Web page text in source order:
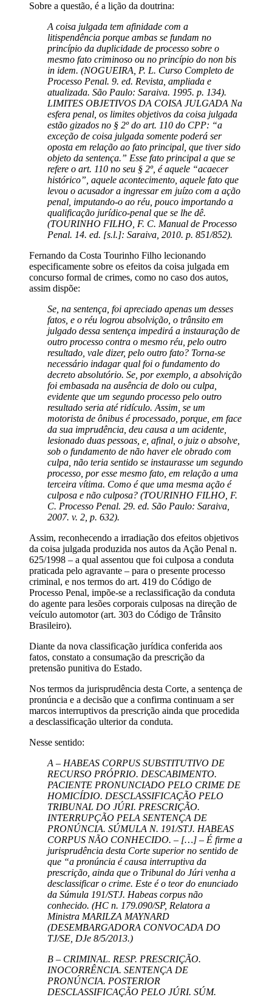
Sobre a questão, é a lição da doutrina:
A coisa julgada tem afinidade com a
litispendência porque ambas se fundam no
princípio da duplicidade de processo sobre o
mesmo fato criminoso ou no princípio do non bis
in idem. (NOGUEIRA, P. L. Curso Completo de
Processo Penal. 9. ed. Revista, ampliada e
atualizada. São Paulo: Saraiva. 1995. p. 134).
LIMITES OBJETIVOS DA COISA JULGADA Na
esfera penal, os limites objetivos da coisa julgada
estão gizados no § 2º do art. 110 do CPP: “a
exceção de coisa julgada somente poderá ser
oposta em relação ao fato principal, que tiver sido
objeto da sentença.” Esse fato principal a que se
refere o art. 110 no seu § 2º, é aquele “acaecer
histórico”, aquele acontecimento, aquele fato que
levou o acusador a ingressar em juízo com a ação
penal, imputando-o ao réu, pouco importando a
qualificação jurídico-penal que se lhe dê.
(TOURINHO FILHO, F. C. Manual de Processo
Penal. 14. ed. [s.l.]: Saraiva, 2010. p. 851/852).
Fernando da Costa Tourinho Filho lecionando
especificamente sobre os efeitos da coisa julgada em
concurso formal de crimes, como no caso dos autos,
assim dispõe:
Se, na sentença, foi apreciado apenas um desses
fatos, e o réu logrou absolvição, o trânsito em
julgado dessa sentença impedirá a instauração de
outro processo contra o mesmo réu, pelo outro
resultado, vale dizer, pelo outro fato? Torna-se
necessário indagar qual foi o fundamento do
decreto absolutório. Se, por exemplo, a absolvição
foi embasada na ausência de dolo ou culpa,
evidente que um segundo processo pelo outro
resultado seria até ridículo. Assim, se um
motorista de ônibus é processado, porque, em face
da sua imprudência, deu causa a um acidente,
lesionado duas pessoas, e, afinal, o juiz o absolve,
sob o fundamento de não haver ele obrado com
culpa, não teria sentido se instaurasse um segundo
processo, por esse mesmo fato, em relação a uma
terceira vítima. Como é que uma mesma ação é
culposa e não culposa? (TOURINHO FILHO, F.
C. Processo Penal. 29. ed. São Paulo: Saraiva,
2007. v. 2, p. 632).
Assim, reconhecendo a irradiação dos efeitos objetivos
da coisa julgada produzida nos autos da Ação Penal n.
625/1998 – a qual assentou que foi culposa a conduta
praticada pelo agravante – para o presente processo
criminal, e nos termos do art. 419 do Código de
Processo Penal, impõe-se a reclassificação da conduta
do agente para lesões corporais culposas na direção de
veículo automotor (art. 303 do Código de Trânsito
Brasileiro).
Diante da nova classificação jurídica conferida aos
fatos, constato a consumação da prescrição da
pretensão punitiva do Estado.
Nos termos da jurisprudência desta Corte, a sentença de
pronúncia e a decisão que a confirma continuam a ser
marcos interruptivos da prescrição ainda que procedida
a desclassificação ulterior da conduta.
Nesse sentido:
A – HABEAS CORPUS SUBSTITUTIVO DE
RECURSO PRÓPRIO. DESCABIMENTO.
PACIENTE PRONUNCIADO PELO CRIME DE
HOMICÍDIO. DESCLASSIFICAÇÃO PELO
TRIBUNAL DO JÚRI. PRESCRIÇÃO.
INTERRUPÇÃO PELA SENTENÇA DE
PRONÚNCIA. SÚMULA N. 191/STJ. HABEAS
CORPUS NÃO CONHECIDO. – […] – É firme a
jurisprudência desta Corte superior no sentido de
que “a pronúncia é causa interruptiva da
prescrição, ainda que o Tribunal do Júri venha a
desclassificar o crime. Este é o teor do enunciado
da Súmula 191/STJ. Habeas corpus não
conhecido. (HC n. 179.090/SP, Relatora a
Ministra MARILZA MAYNARD
(DESEMBARGADORA CONVOCADA DO
TJ/SE, DJe 8/5/2013.)
B – CRIMINAL. RESP. PRESCRIÇÃO.
INOCORRÊNCIA. SENTENÇA DE
PRONÚNCIA. POSTERIOR
DESCLASSIFICAÇÃO PELO JÚRI. SÚM.